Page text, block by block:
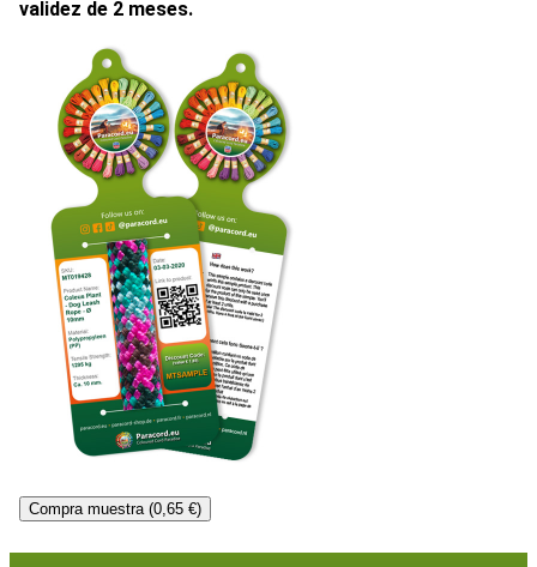
validez de 2 meses.
Compra muestra (0,65 €)